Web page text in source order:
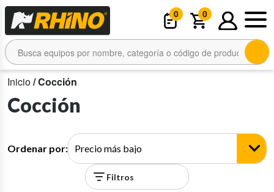
0 0
Inicio/ Cocción
Cocción
Ordenar por:
Filtros